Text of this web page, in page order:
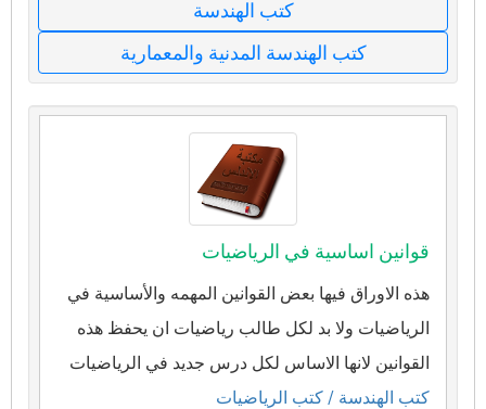
كتب الهندسة
كتب الهندسة المدنية والمعمارية
قوانين اساسية في الرياضيات
هذه الاوراق فيها بعض القوانين المهمه والأساسية في
الرياضيات ولا بد لكل طالب رياضيات ان يحفظ هذه
القوانين لانها الاساس لكل درس جديد في الرياضيات
كتب الهندسة / كتب الرياضيات